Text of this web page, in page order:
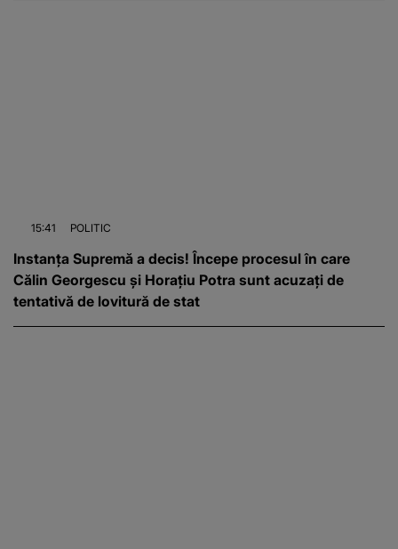
15:41 POLITIC
Instanța Supremă a decis! Începe procesul în care
Călin Georgescu și Horațiu Potra sunt acuzați de
tentativă de lovitură de stat